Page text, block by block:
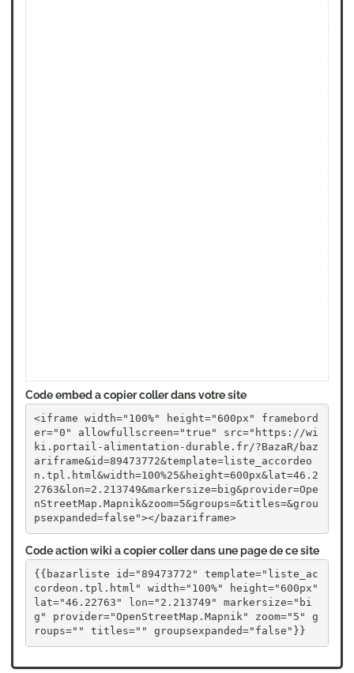
Code embed a copier coller dans votre site
<iframe width="100%" height="600px" framebord
er="0" allowfullscreen="true" src="https://wi
ki.portail-alimentation-durable.fr/?BazaR/baz
ariframe&id=89473772&template=liste_accordeo
n.tpl.html&width=100%25&height=600px&lat=46.2
2763&lon=2.213749&markersize=big&provider=Ope
nStreetMap.Mapnik&zoom=5&groups=&titles=&grou
psexpanded=false"></bazariframe>
Code action wiki a copier coller dans une page de ce site
{{bazarliste id="89473772" template="liste_ac
cordeon.tpl.html" width="100%" height="600px"
lat="46.22763" lon="2.213749" markersize="bi
g" provider="OpenStreetMap.Mapnik" zoom="5" g
roups="" titles="" groupsexpanded="false"}}